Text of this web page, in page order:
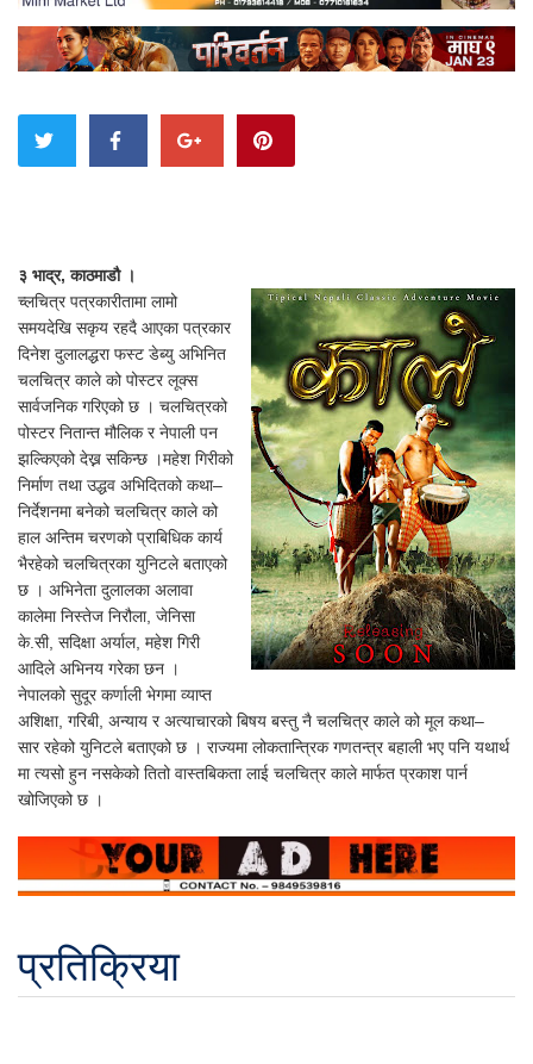
३ भाद्र, काठमाडौ ।
च्लचित्र पत्रकारीतामा लामो
समयदेखि सकृय रहदै आएका पत्रकार
दिनेश दुलालद्धरा फस्ट डेब्यु अभिनित
चलचित्र काले को पोस्टर लूक्स
सार्वजनिक गरिएको छ । चलचित्रको
पोस्टर नितान्त मौलिक र नेपाली पन
झल्किएको देख्न सकिन्छ ।महेश गिरीको
निर्माण तथा उद्धव अभिदितको कथा–
निर्देशनमा बनेको चलचित्र काले को
हाल अन्तिम चरणको प्राबिधिक कार्य
भैरहेको चलचित्रका युनिटले बताएको
छ । अभिनेता दुलालका अलावा
कालेमा निस्तेज निरौला, जेनिसा
के.सी, सदिक्षा अर्याल, महेश गिरी
आदिले अभिनय गरेका छन ।
नेपालको सुदूर कर्णाली भेगमा व्याप्त
अशिक्षा, गरिबी, अन्याय र अत्याचारको बिषय बस्तु नै चलचित्र काले को मूल कथा–
सार रहेको युनिटले बताएको छ । राज्यमा लोकतान्त्रिक गणतन्त्र बहाली भए पनि यथार्थ
मा त्यसो हुन नसकेको तितो वास्तबिकता लाई चलचित्र काले मार्फत प्रकाश पार्न
खोजिएको छ ।
प्रतिक्रिया